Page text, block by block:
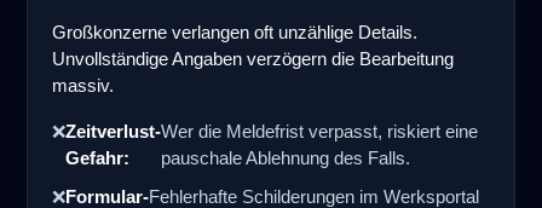
Großkonzerne verlangen oft unzählige Details.
Unvollständige Angaben verzögern die Bearbeitung
massiv.
❌Zeitverlust-
Gefahr:
Wer die Meldefrist verpasst, riskiert eine
pauschale Ablehnung des Falls.
❌Formular-Fehlerhafte Schilderungen im Werksportal